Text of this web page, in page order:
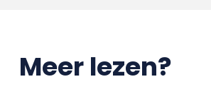
Meer lezen?